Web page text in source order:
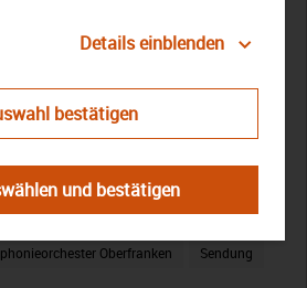
Jungs aus Trebgast, die wie
Brauch der Strohberta am
Behindertenbeauftragte des
Weiterhin wird die
des Bezirks für das Jahr 2026
Oberfranken Sendung
Details einblenden
bestätigen
und bestätigen